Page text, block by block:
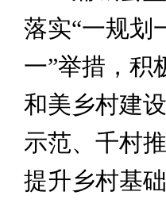
落实“一规划
一”举措，积
和美乡村建
示范、千村
提升乡村基